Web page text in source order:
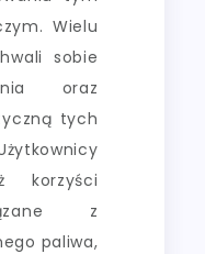
Wielu
sobie
oraz
tych
korzyści
z
paliwa,